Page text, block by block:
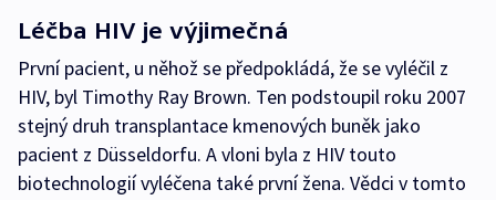
Léčba HIV je výjimečná
První pacient, u něhož se předpokládá, že se vyléčil z
HIV, byl Timothy Ray Brown. Ten podstoupil roku 2007
stejný druh transplantace kmenových buněk jako
pacient z Düsseldorfu. A vloni byla z HIV touto
biotechnologií vyléčena také první žena. Vědci v tomto